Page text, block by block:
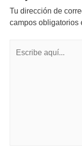
Tu dirección de
campos obligatorios